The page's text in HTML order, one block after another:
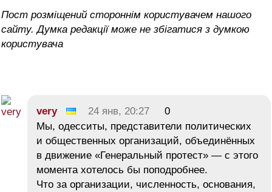
Пост розміщений стороннім користувачем нашого
сайту. Думка редакції може не збігатися з думкою
користувача
very 24 янв, 20:27
0
Мы, одесситы, представители политических
и общественных организаций, объединённых
в движение «Генеральный протест» — с этого
момента хотелось бы поподробнее.
Что за организации, численность, основания,